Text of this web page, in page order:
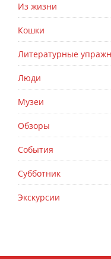
Из жизни
Кошки
Литературные
Люди
Музеи
Обзоры
События
Субботник
Экскурсии